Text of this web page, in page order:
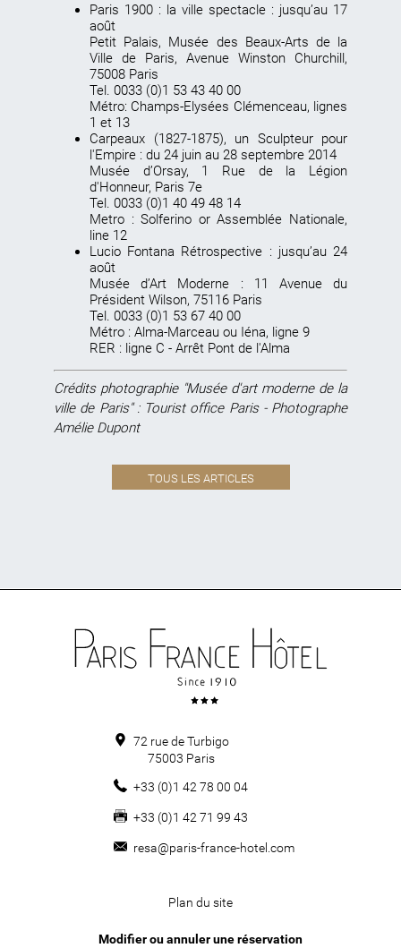
Paris 1900 : la ville spectacle : jusqu’au 17
août
Petit Palais, Musée des Beaux-Arts de la
Ville de Paris, Avenue Winston Churchill,
75008 Paris
Tel. 0033 (0)1 53 43 40 00
Métro: Champs-Elysées Clémenceau, lignes
1 et 13
Carpeaux (1827-1875), un Sculpteur pour
l'Empire : du 24 juin au 28 septembre 2014
Musée d’Orsay, 1 Rue de la Légion
d'Honneur, Paris 7e
Tel. 0033 (0)1 40 49 48 14
Metro : Solferino or Assemblée Nationale,
line 12
Lucio Fontana Rétrospective : jusqu’au 24
août
Musée d’Art Moderne : 11 Avenue du
Président Wilson, 75116 Paris
Tel. 0033 (0)1 53 67 40 00
Métro : Alma-Marceau ou Iéna, ligne 9
RER : ligne C - Arrêt Pont de l'Alma
Crédits photographie "Musée d'art moderne de la
ville de Paris" : Tourist office Paris - Photographe
Amélie Dupont
TOUS LES ARTICLES
72 rue de Turbigo
75003 Paris
+33 (0)1 42 78 00 04
+33 (0)1 42 71 99 43
resa@paris-france-hotel.com
Plan du site
Modifier ou annuler une réservation